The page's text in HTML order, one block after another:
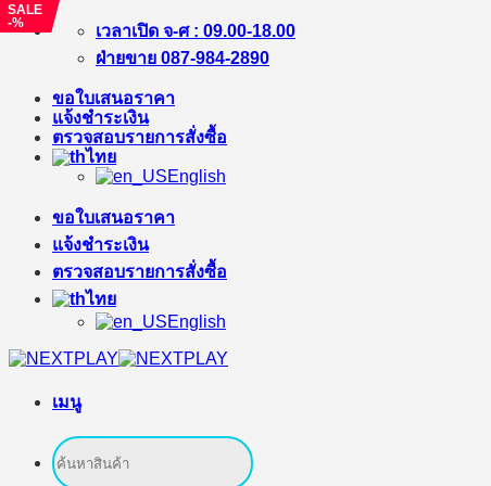
ข้าม
เนื้อหา
เวลาเปิด จ-ศ : 09.00-18.00
ฝ่ายขาย 087-984-2890
ขอใบเสนอราคา
แจ้งชำระเงิน
ตรวจสอบรายการสั่งซื้อ
ไทย
English
ขอใบเสนอราคา
แจ้งชำระเงิน
ตรวจสอบรายการสั่งซื้อ
ไทย
English
เมนู
ค้นหา:
SALE
-%
SALE
-%
SALE
-%